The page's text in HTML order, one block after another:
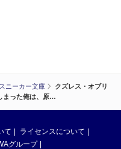
ニーカー文庫
クズレス・オブリ
まった俺は、原…
て
ライセンスについて
グループ